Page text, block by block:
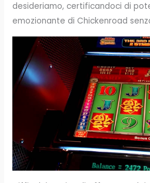
desideriamo, certificandoci di
emozionante di Chickenroad